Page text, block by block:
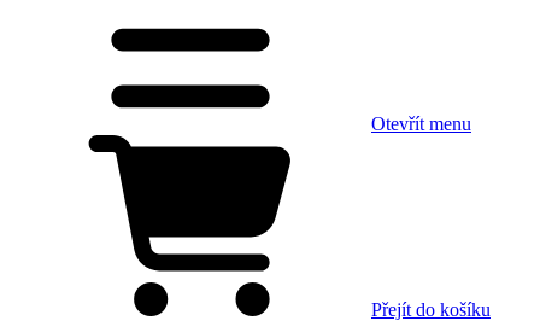
Otevřít menu
Přejít do košíku